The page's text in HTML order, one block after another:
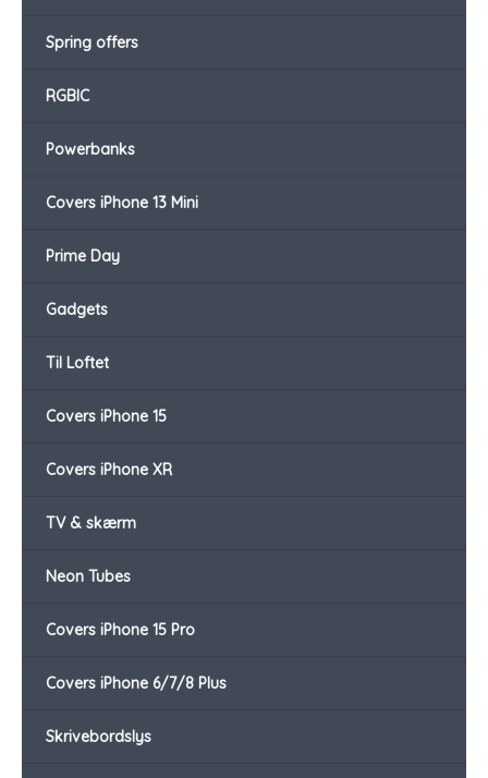
Spring offers
RGBIC
Powerbanks
Covers iPhone 13 Mini
Prime Day
Gadgets
Til Loftet
Covers iPhone 15
Covers iPhone XR
TV & skærm
Neon Tubes
Covers iPhone 15 Pro
Covers iPhone 6/7/8 Plus
Skrivebordslys